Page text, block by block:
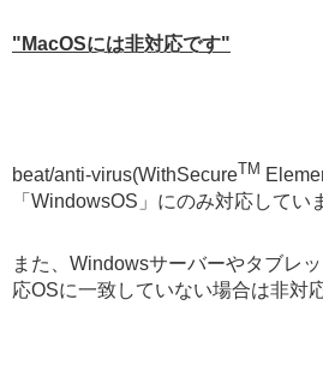
"MacOSには非対応です"
beat/anti-virus(WithSecureTM
「WindowsOS」にのみ対応してい
また、Windowsサーバーやタブレ
応OSに一致していない場合は非対